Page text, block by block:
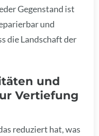
Gegenstand ist
und
die Landschaft der
und
Vertiefung
reduziert hat, was